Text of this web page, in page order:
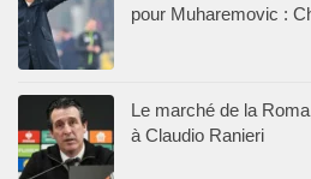
pour Muharemovic :
Le marché de la
à Claudio Ranieri